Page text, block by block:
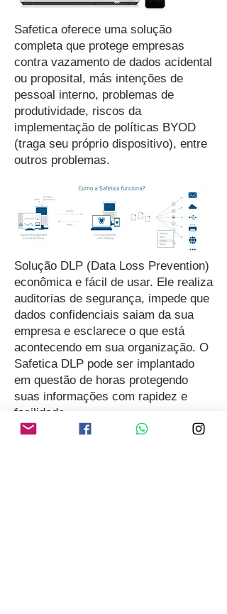
Safetica oferece uma solução
completa que protege empresas
contra vazamento de dados acidental
ou proposital, más intenções de
pessoal interno, problemas de
produtividade, riscos da
implementação de políticas BYOD
(traga seu próprio dispositivo), entre
outros problemas.
Solução DLP (Data Loss Prevention)
econômica e fácil de usar. Ele realiza
auditorias de segurança, impede que
dados confidenciais saiam da sua
empresa e esclarece o que está
acontecendo em sua organização. O
Safetica DLP pode ser implantado
em questão de horas protegendo
suas informações com rapidez e
facilidade.